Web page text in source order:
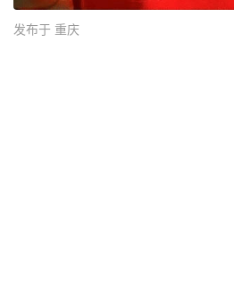
发布于 重庆